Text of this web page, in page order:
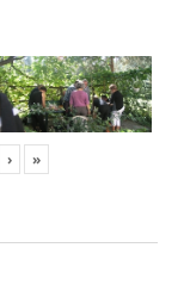
› »